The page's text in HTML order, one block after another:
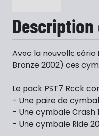
Avec la nouvelle série
Bronze 2002) ces
Le pack PST7 Rock
- Une paire de
- Une cymbale Crash
- Une cymbale Ride